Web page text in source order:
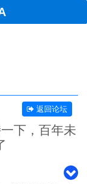
返回论坛
下，百年未